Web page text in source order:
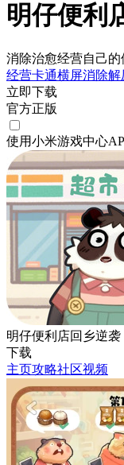
明仔便利
消除治愈经营自己的
经营卡通横屏消除解
立即下载
官方正版
使用小米游戏中心
明仔便利店回乡逆袭
下载
主页攻略社区视频